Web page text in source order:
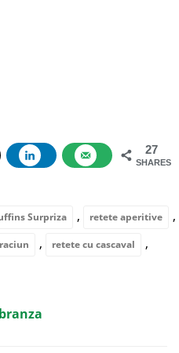
27
SHARES
Surpriza , retete aperitive ,
, retete cu cascaval ,